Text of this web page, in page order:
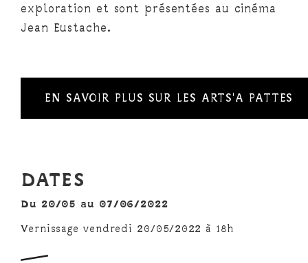
exploration et sont présentées au cinéma
Jean Eustache.
EN SAVOIR PLUS SUR LES ARTS'A PATTES
DATES
Du 20/05 au 07/06/2022
Vernissage vendredi 20/05/2022 à 18h